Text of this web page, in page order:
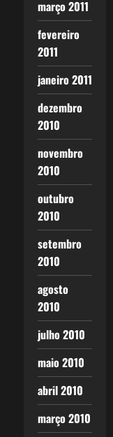
março 2011
fevereiro
2011
janeiro 2011
dezembro
2010
novembro
2010
outubro
2010
setembro
2010
agosto
2010
julho 2010
maio 2010
abril 2010
março 2010